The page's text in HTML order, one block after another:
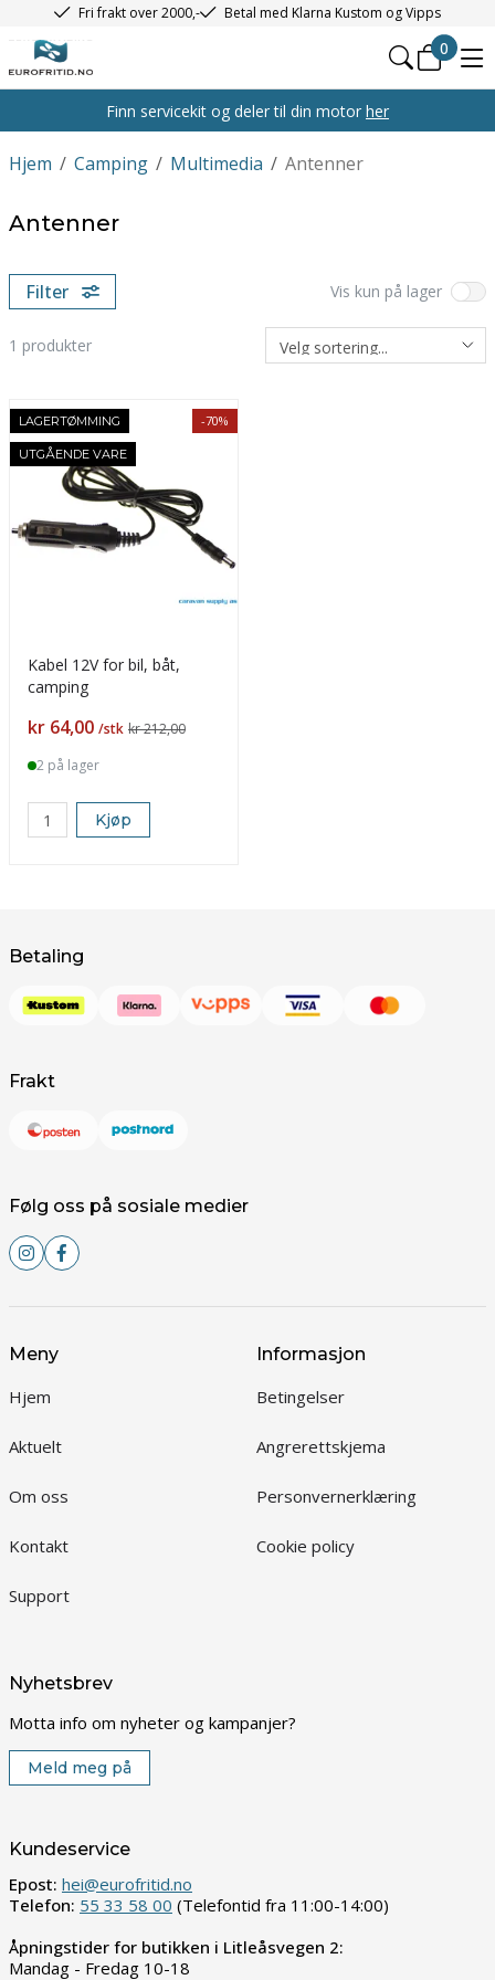
Fri frakt over 2000,- Betal med Klarna Kustom og Vipps
0
Finn servicekit og deler til din motor her
/
Hjem /
Camping /
Multimedia Antenner
Antenner
Filter Vis kun på lager
1 produkter
LAGERTØMMING
UTGÅENDE VARE
-70%
Kabel 12V for bil, båt,
camping
Pris
kr 64,00 /stk kr 212,00
2 på lager
Kjøp
Betaling
Frakt
Følg oss på sosiale medier
Meny
Hjem
Aktuelt
Om oss
Kontakt
Support
Informasjon
Betingelser
Angrerettskjema
Personvernerklæring
Cookie policy
Nyhetsbrev
Motta info om nyheter og kampanjer?
Meld meg på
Kundeservice
Epost: hei@eurofritid.no
Telefon: 55 33 58 00 (Telefontid fra 11:00-14:00)
Åpningstider for butikken i Litleåsvegen 2:
Mandag - Fredag 10-18